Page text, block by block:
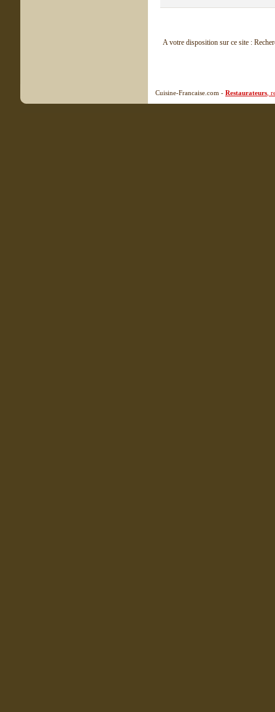
A votre disposition sur ce site :
Cuisine-Francaise.com - Restaurateurs ,